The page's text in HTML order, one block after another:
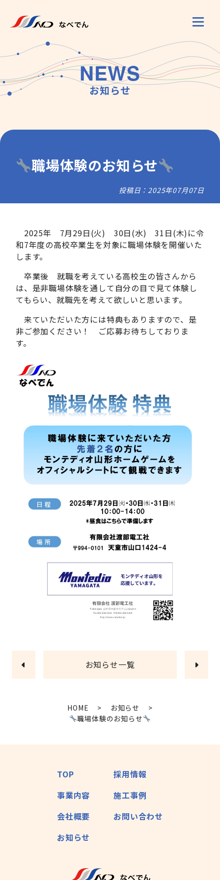
NEWS
お知らせ
職場体験のお知らせ
投稿日：2025年07月07日
2025年 7月29日(火) 30日(水) 31日(木)に令
和7年度の高校卒業生を対象に職場体験を開催いた
します。
卒業後 就職を考えている高校生の皆さんから
は、是非職場体験を通して自分の目で見て体験し
てもらい、就職先を考えて欲しいと思います。
来ていただいた方には特典もありますので、是
非ご参加ください！ ご応募お待ちしておりま
す。
お知らせ一覧
HOME > お知らせ
>
職場体験のお知らせ
TOP
事業内容
会社概要
お知らせ
採用情報
施工事例
お問い合わせ